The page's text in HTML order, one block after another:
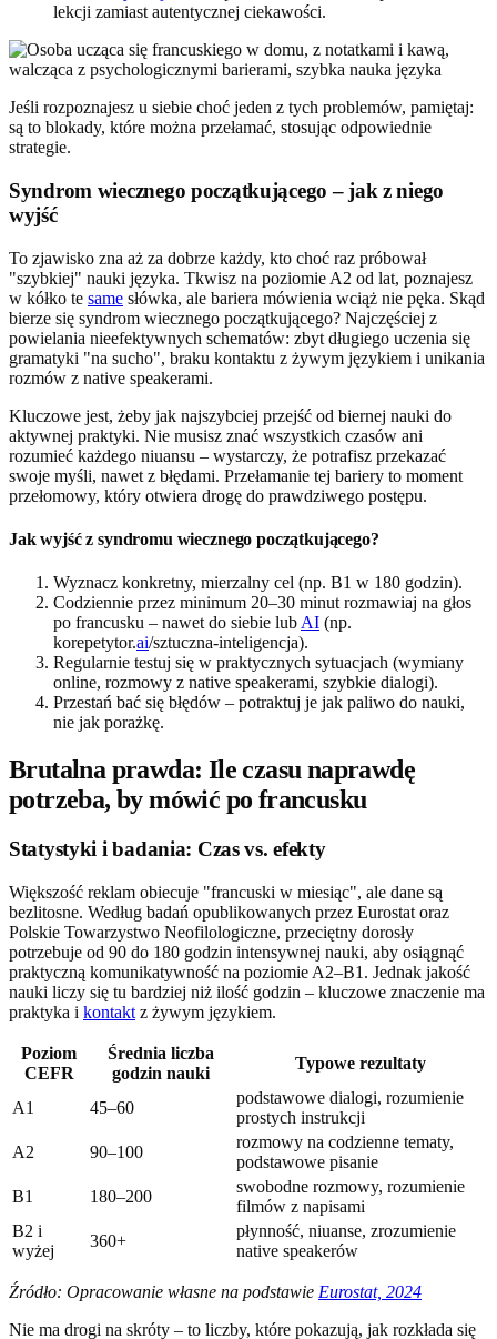
lekcji zamiast autentycznej ciekawości.
Jeśli rozpoznajesz u siebie choć jeden z tych problemów, pamiętaj:
są to blokady, które można przełamać, stosując odpowiednie
strategie.
Syndrom wiecznego początkującego – jak z niego
wyjść
To zjawisko zna aż za dobrze każdy, kto choć raz próbował
"szybkiej" nauki języka. Tkwisz na poziomie A2 od lat, poznajesz
w kółko te same słówka, ale bariera mówienia wciąż nie pęka. Skąd
bierze się syndrom wiecznego początkującego? Najczęściej z
powielania nieefektywnych schematów: zbyt długiego uczenia się
gramatyki "na sucho", braku kontaktu z żywym językiem i unikania
rozmów z native speakerami.
Kluczowe jest, żeby jak najszybciej przejść od biernej nauki do
aktywnej praktyki. Nie musisz znać wszystkich czasów ani
rozumieć każdego niuansu – wystarczy, że potrafisz przekazać
swoje myśli, nawet z błędami. Przełamanie tej bariery to moment
przełomowy, który otwiera drogę do prawdziwego postępu.
Jak wyjść z syndromu wiecznego początkującego?
Wyznacz konkretny, mierzalny cel (np. B1 w 180 godzin).
Codziennie przez minimum 20–30 minut rozmawiaj na głos
po francusku – nawet do siebie lub AI (np.
korepetytor.ai/sztuczna-inteligencja).
Regularnie testuj się w praktycznych sytuacjach (wymiany
online, rozmowy z native speakerami, szybkie dialogi).
Przestań bać się błędów – potraktuj je jak paliwo do nauki,
nie jak porażkę.
Brutalna prawda: Ile czasu naprawdę
potrzeba, by mówić po francusku
Statystyki i badania: Czas vs. efekty
Większość reklam obiecuje "francuski w miesiąc", ale dane są
bezlitosne. Według badań opublikowanych przez Eurostat oraz
Polskie Towarzystwo Neofilologiczne, przeciętny dorosły
potrzebuje od 90 do 180 godzin intensywnej nauki, aby osiągnąć
praktyczną komunikatywność na poziomie A2–B1. Jednak jakość
nauki liczy się tu bardziej niż ilość godzin – kluczowe znaczenie ma
praktyka i kontakt z żywym językiem.
Poziom
CEFR
Średnia liczba
godzin nauki
Typowe rezultaty
A1 45–60
podstawowe dialogi, rozumienie
prostych instrukcji
A2
90–100
rozmowy na codzienne tematy,
podstawowe pisanie
B1
180–200
swobodne rozmowy, rozumienie
filmów z napisami
B2 i
wyżej
360+
płynność, niuanse, zrozumienie
native speakerów
Źródło: Opracowanie własne na podstawie Eurostat, 2024
Nie ma drogi na skróty – to liczby, które pokazują, jak rozkłada się